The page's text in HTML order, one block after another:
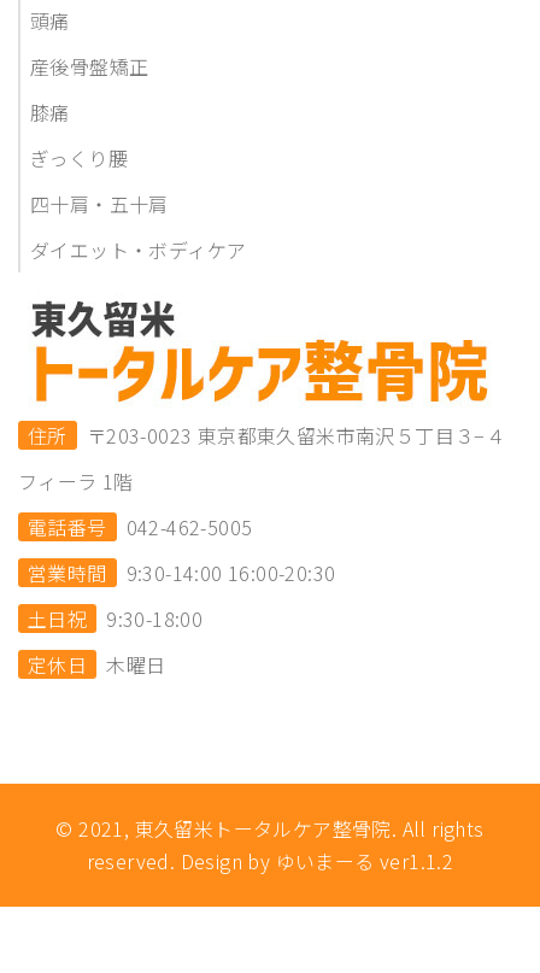
頭痛
産後骨盤矯正
膝痛
ぎっくり腰
四十肩・五十肩
ダイエット・ボディケア
住所
〒203-0023 東京都東久留米市南沢５丁目３−４
フィーラ 1階
電話番号
042-462-5005
営業時間
9:30-14:00 16:00-20:30
土日祝
9:30-18:00
定休日
木曜日
© 2021, 東久留米トータルケア整骨院. All rights
reserved. Design by ゆいまーる ver1.1.2